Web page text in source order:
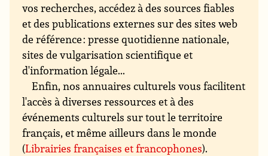
vos recherches, accédez à des sources fiables
et des publications externes sur des sites web
de référence : presse quotidienne nationale,
sites de vulgarisation scientifique et
d'information légale...
Enfin, nos annuaires culturels vous facilitent
l'accès à diverses ressources et à des
événements culturels sur tout le territoire
français, et même ailleurs dans le monde
(Librairies françaises et francophones).